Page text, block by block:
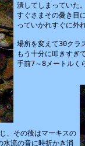
潰してしまっていた
すぐさまその憂き 目
っていかれすぐに外
場所を変えて30クラ
もう 十分に叩きすぎ
手前7～8メートルく
じ、その後はマーキスの
水流の音に時折かき消